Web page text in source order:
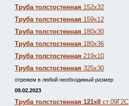
Труба толстостенная 152х32
Труба толстостенная 159х12
Труба толстостенная 180х30
Труба толстостенная 180х36
Труба толстостенная 219х10
Труба толстостенная 325х30
отрежем в любой необходимый размер
09.02.2023
Труба толстостенная 121х8 ст.09Г2С